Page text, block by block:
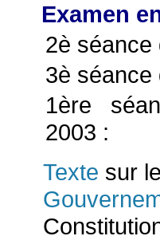
Examen
2è séance
3è séance
1ère
2003 :
Texte sur